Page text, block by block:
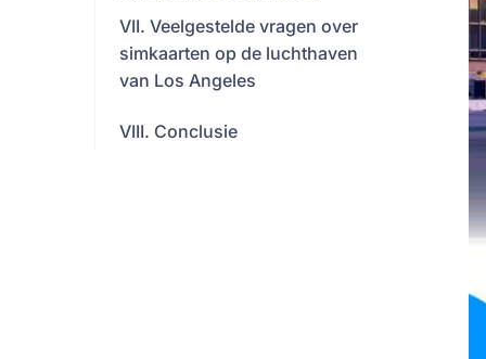
VII. Veelgestelde vragen over
simkaarten op de luchthaven
van Los Angeles
VIII. Conclusie